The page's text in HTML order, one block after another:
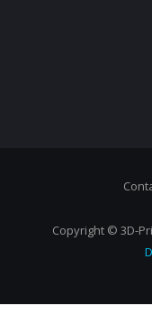
Copyright © 3D-